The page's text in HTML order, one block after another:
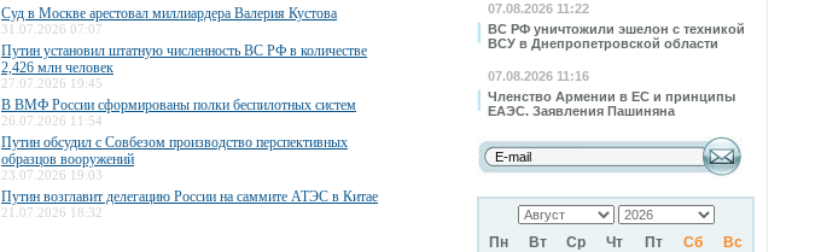
07.08.2026 11:22
ВС РФ уничтожили эшелон с техникой
ВСУ в Днепропетровской области
07.08.2026 11:16
Членство Армении в ЕС и принципы
ЕАЭС. Заявления Пашиняна
Пн Вт Ср Чт Пт Сб Вс
Суд в Москве арестовал миллиардера Валерия Кустова
31.07.2026 07:07
Путин установил штатную численность ВС РФ в количестве
2,426 млн человек
27.07.2026 19:45
В ВМФ России сформированы полки беспилотных систем
26.07.2026 11:54
Путин обсудил с Совбезом производство перспективных
образцов вооружений
23.07.2026 19:03
Путин возглавит делегацию России на саммите АТЭС в Китае
21.07.2026 18:32